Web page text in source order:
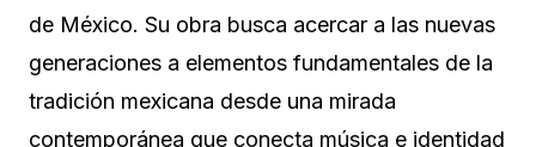
de México. Su obra busca acercar a las nuevas
generaciones a elementos fundamentales de la
tradición mexicana desde una mirada
contemporánea que conecta música e identidad